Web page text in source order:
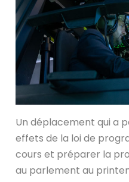
Un déplacement qui a
effets de la loi de
cours et préparer la
au parlement au